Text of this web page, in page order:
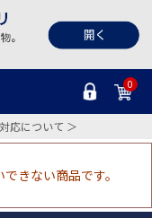
0
応について ＞
きない商品です。